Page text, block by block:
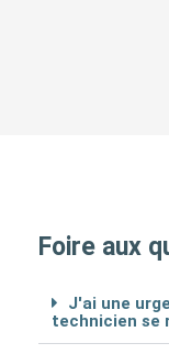
Foire aux
J'ai une
technicien se